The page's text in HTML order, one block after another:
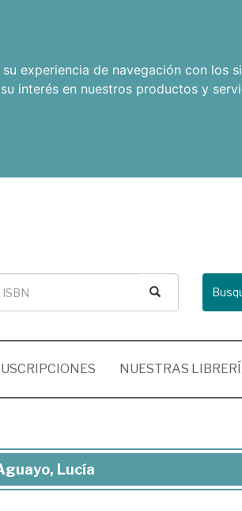
experiencia de navegación con los
interés en nuestros productos y
NUESTRAS
Lucía